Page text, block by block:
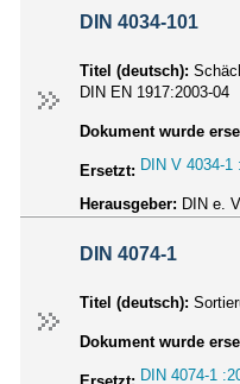
DIN 4034-101
Titel (deutsch):
DIN EN 1917:2003-04
Dokument wurde
Ersetzt: DIN V 4034-1
Herausgeber: DIN e.
DIN 4074-1
Titel (deutsch):
Dokument wurde
DIN 4074-1